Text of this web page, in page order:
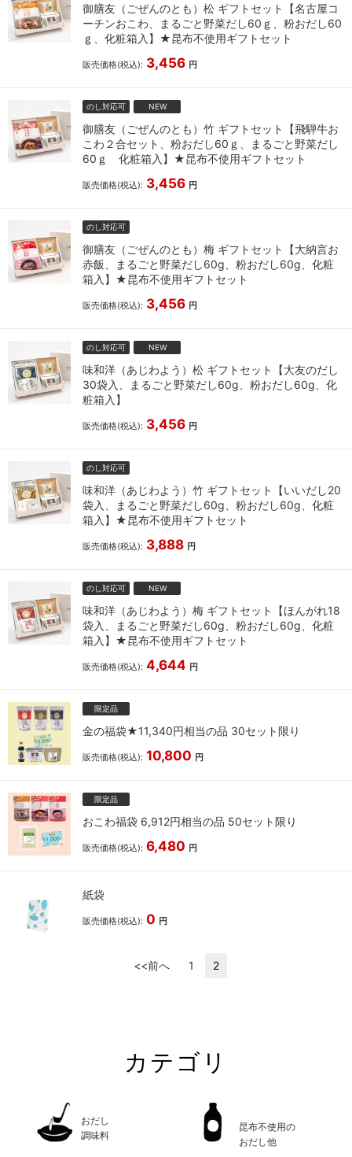
御膳友（ごぜんのとも）松 ギフトセット【名古屋コ
ーチンおこわ、まるごと野菜だし60ｇ、粉おだし60
ｇ、化粧箱入】★昆布不使用ギフトセット
販売価格(税込): 3,456 円
のし対応可 NEW
御膳友（ごぜんのとも）竹 ギフトセット【飛騨牛お
こわ２合セット、粉おだし60ｇ、まるごと野菜だし
60ｇ 化粧箱入】★昆布不使用ギフトセット
販売価格(税込): 3,456 円
のし対応可
御膳友（ごぜんのとも）梅 ギフトセット【大納言お
赤飯、まるごと野菜だし60g、粉おだし60g、化粧
箱入】★昆布不使用ギフトセット
販売価格(税込): 3,456 円
のし対応可 NEW
味和洋（あじわよう）松 ギフトセット【大友のだし
30袋入、まるごと野菜だし60g、粉おだし60g、化
粧箱入】
販売価格(税込): 3,456 円
のし対応可
味和洋（あじわよう）竹 ギフトセット【いいだし20
袋入、まるごと野菜だし60g、粉おだし60g、化粧
箱入】★昆布不使用ギフトセット
販売価格(税込): 3,888 円
のし対応可 NEW
味和洋（あじわよう）梅 ギフトセット【ほんがれ18
袋入、まるごと野菜だし60g、粉おだし60g、化粧
箱入】★昆布不使用ギフトセット
販売価格(税込): 4,644 円
限定品
金の福袋★11,340円相当の品 30セット限り
販売価格(税込): 10,800 円
限定品
おこわ福袋 6,912円相当の品 50セット限り
販売価格(税込): 6,480 円
紙袋
販売価格(税込): 0 円
<<前へ 1 2
カテゴリ
おだし
調味料
昆布不使用の
おだし他